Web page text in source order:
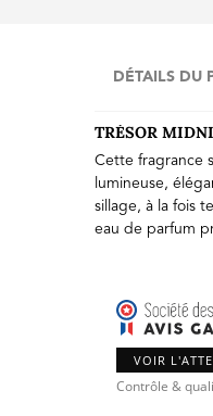
DÉTAILS DU
TRÉSOR
Cette fragrance
lumineuse,
sillage, à la fois
eau de parfum
VOIR
Contrôle &